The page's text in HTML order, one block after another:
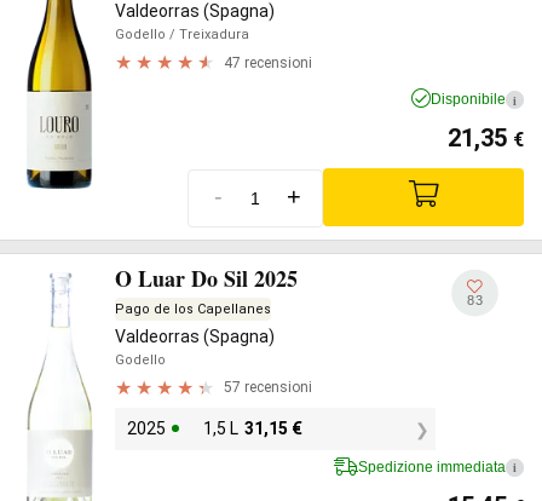
Valdeorras (Spagna)
Godello / Treixadura
47 recensioni
Disponibile i
21,35 €
- +
O Luar Do Sil 2025
Pago de los Capellanes
Valdeorras (Spagna)
Godello
57 recensioni
2025 1,5 L 31,15 €
83
Spedizione immediata i